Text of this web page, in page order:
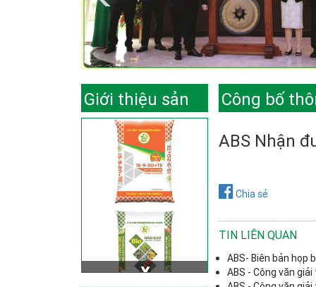
Giới thiệu sản
phẩm
Công bố
ABS Nhận
Chia sẻ
TIN LIÊN QUAN
ABS- Biên bản họp
ABS - Công văn